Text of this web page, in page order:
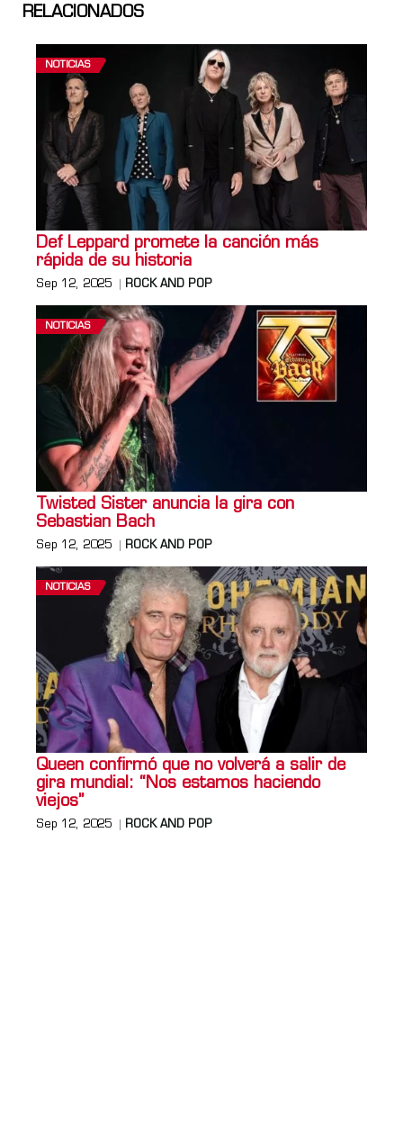
RELACIONADOS
NOTICIAS
Def Leppard promete la canción más
rápida de su historia
Sep 12, 2025 ROCK AND POP
NOTICIAS
Twisted Sister anuncia la gira con
Sebastian Bach
Sep 12, 2025 ROCK AND POP
NOTICIAS
Queen confirmó que no volverá a salir de
gira mundial: “Nos estamos haciendo
viejos”
Sep 12, 2025 ROCK AND POP